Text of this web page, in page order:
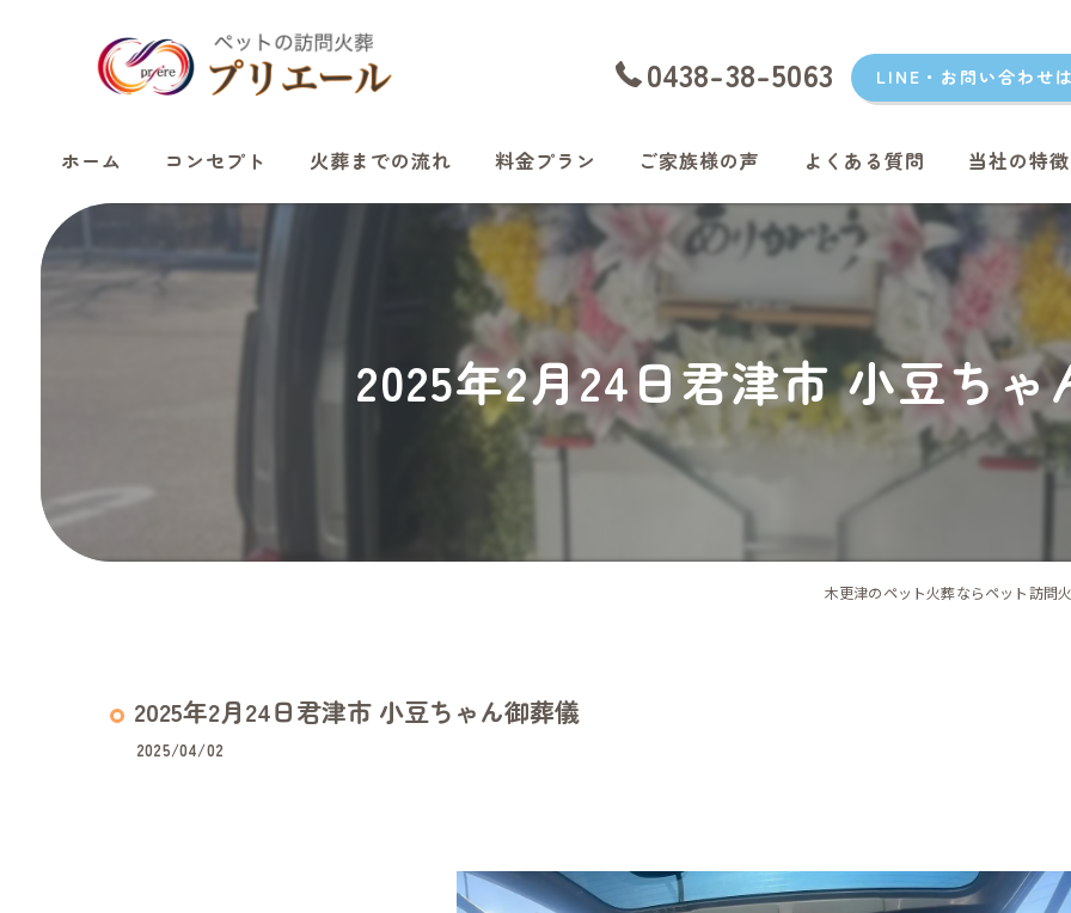
0438-38-5063 LINE・お問い合わせ
ホーム コンセプト 火葬までの流れ 料金プラン ご家族様の声 よくある質問 当社の特徴
愛猫
君津のペッ
富津のペッ
袖ケ浦のペ
2025年2月24日君津市 小豆ちゃ
木更津のペット火葬ならペット訪問
2025年2月24日君津市 小豆ちゃん御葬儀
2025/04/02